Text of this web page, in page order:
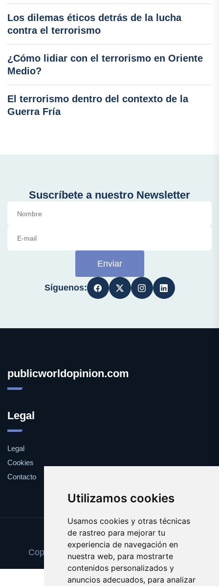
Utilizamos cookies
Usamos cookies y otras técnicas
de rastreo para mejorar tu
experiencia de navegación en
nuestra web, para mostrarte
contenidos personalizados y
anuncios adecuados, para analizar
Los dilemas éticos detrás de la lucha
contra el terrorismo
¿Cómo lidiar con el terrorismo en Oriente
Medio?
El terrorismo dentro del contexto de la
Guerra Fría
Suscríbete a nuestro Newsletter
Enviar
Síguenos:
publicworldopinion.com
Legal
Legal
Cookies
Contacto
Update cookies preferences
Copyright © 2025 publicworldopinion.com